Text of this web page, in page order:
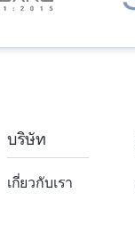
บริษัท
เกี่ยวกับเรา